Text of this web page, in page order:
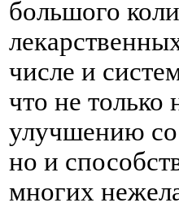
большого
числе и
что не только
улучшению
но и
многих